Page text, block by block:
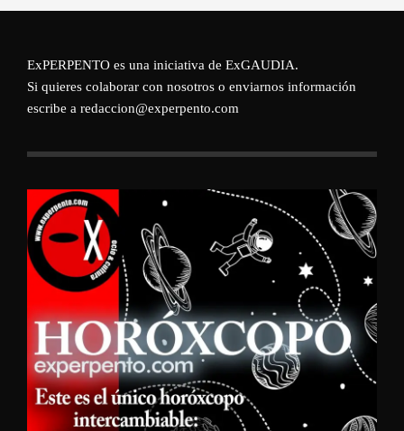
ExPERPENTO es una iniciativa de ExGAUDIA.
Si quieres colaborar con nosotros o enviarnos información
escribe a redaccion@experpento.com